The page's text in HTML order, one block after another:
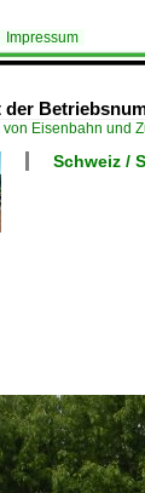
Impressum
von Eisenbahn und
Schweiz /